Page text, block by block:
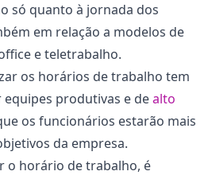
só quanto à jornada dos
em relação a modelos de
e teletrabalho.
os horários de trabalho tem
produtivas e dealto
os funcionários estarão mais
da empresa.
o horário de trabalho, é